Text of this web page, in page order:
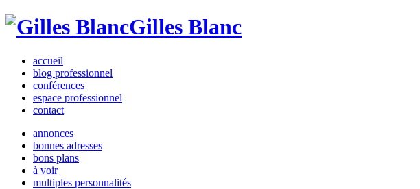
Gilles Blanc
accueil
blog professionnel
conférences
espace professionnel
contact
annonces
bonnes adresses
bons plans
à voir
multiples personnalités